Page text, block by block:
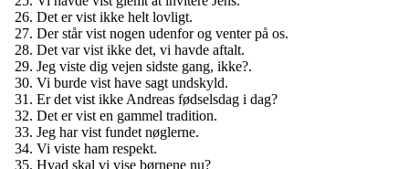
Det er vist ikke helt lovligt.
Der står vist nogen udenfor og venter på os.
Det var vist ikke det, vi havde aftalt.
Jeg viste dig vejen sidste gang, ikke?.
Vi burde vist have sagt undskyld.
Er det vist ikke Andreas fødselsdag i dag?
Det er vist en gammel tradition.
Jeg har vist fundet nøglerne.
Vi viste ham respekt.
Hvad skal vi vise børnene nu?